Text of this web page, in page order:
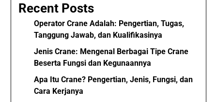
Recent Posts
Operator Crane Adalah: Pengertian, Tugas,
Tanggung Jawab, dan Kualifikasinya
Jenis Crane: Mengenal Berbagai Tipe Crane
Beserta Fungsi dan Kegunaannya
Apa Itu Crane? Pengertian, Jenis, Fungsi, dan
Cara Kerjanya